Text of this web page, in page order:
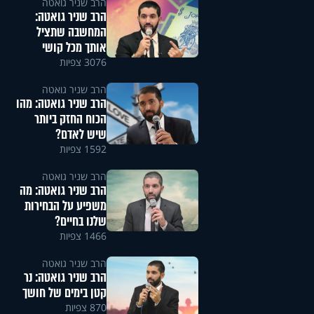
הרב שניר גואטה
הרב שניר גואטה:
המחשבה שתציל
אותך מכל קושי
3076 צפיות
הרב שניר גואטה
הרב שניר גואטה: מהו
הכוח החזק ביותר
שיש לאדם?
1592 צפיות
הרב שניר גואטה
הרב שניר גואטה: מה
משפיע על הבחירות
שלנו בחיים?
1466 צפיות
הרב שניר גואטה
הרב שניר גואטה: נר
קטן בימים של חושך
870 צפיות